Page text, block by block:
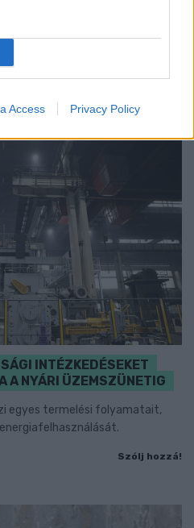
Access Privacy Policy
INTÉZKEDÉSEKET
A NYÁRI ÜZEMSZÜNETIG
egyes termelési folyamatait,
Szólj hozzá!